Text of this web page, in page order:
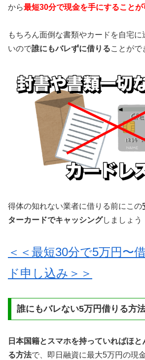
から最短30分で現金を手にすることが
もちろん面倒な書類やカードを自宅
いので誰にもバレずに借りることがで
得体の知れない業者に借りる前にこの
ターカードでキャッシングしましょう
＜＜最短30分で5万円〜
ド申し込み＞＞
誰にもバレない5万円借りる方
日本国籍とスマホを持っていればほ
る方法で、即日融資に最大5万円の現